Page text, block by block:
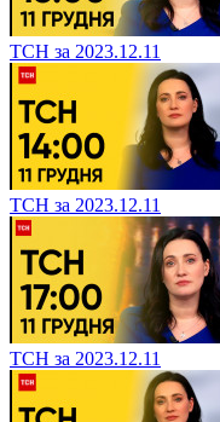
ТСН за 2023.12.11
ТСН за 2023.12.11
ТСН за 2023.12.11